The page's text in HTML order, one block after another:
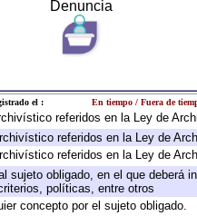
Denuncia
el : En tiempo / Fuera de
referidos en la Ley de
referidos en la Ley de
referidos en la Ley de
sujeto obligado, en el que deberá
políticas, entre otros
concepto por el sujeto obligado.